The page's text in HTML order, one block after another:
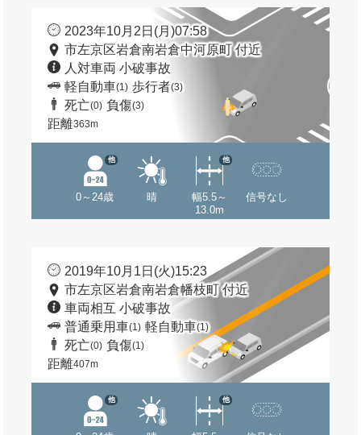
2023年10月2日(月)07:58
市左京区岩倉南岩倉中河原町 付近
人対車両 小破事故
軽自動車(1) 歩行者(3)
死亡(0) 負傷(3)
距離363m
0～24歳
他
晴
幅5.5～
13.0m
他
信号なし
2019年10月1日(火)15:23
市左京区岩倉南岩倉幡枝町 付近
車両相互 小破事故
普通乗用車(1) 軽自動車(1)
死亡(0) 負傷(1)
距離407m
他 他